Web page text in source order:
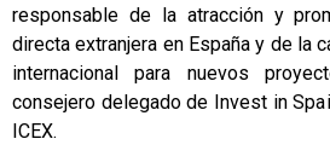
responsable de la atracción y
directa extranjera en España y de la
internacional para nuevos
consejero delegado de Invest in
ICEX.